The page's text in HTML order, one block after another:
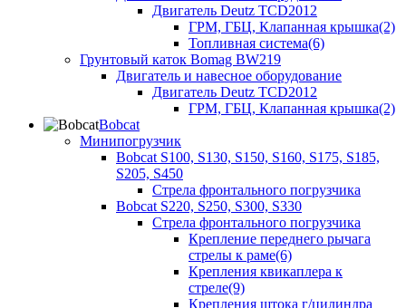
Двигатель Deutz TCD2012
ГРМ, ГБЦ, Клапанная крышка(2)
Топливная система(6)
Грунтовый каток Bomag BW219
Двигатель и навесное оборудование
Двигатель Deutz TCD2012
ГРМ, ГБЦ, Клапанная крышка(2)
Bobcat
Минипогрузчик
Bobcat S100, S130, S150, S160, S175, S185,
S205, S450
Стрела фронтального погрузчика
Bobcat S220, S250, S300, S330
Стрела фронтального погрузчика
Крепление переднего рычага
стрелы к раме(6)
Крепления квикаплера к
стреле(9)
Крепления штока г/цилиндра